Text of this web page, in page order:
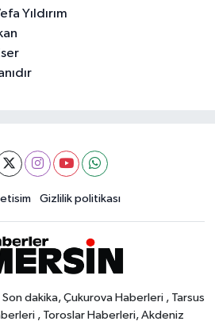
Yıldırım
Gizlilik politikası
dakika, Çukurova Haberleri , Tarsus
, Toroslar Haberleri, Akdeniz